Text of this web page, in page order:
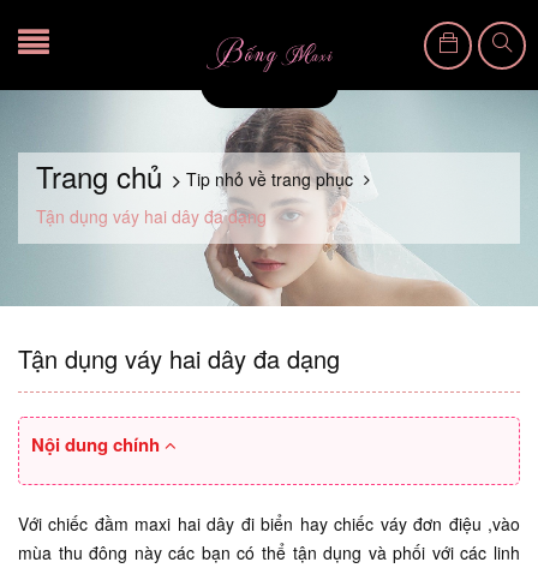
Trang chủ
Tip nhỏ về trang phục
Tận dụng váy hai dây đa dạng
Tận dụng váy hai dây đa dạng
Nội dung chính
Với chiếc đầm maxi hai dây đi biển hay chiếc váy đơn điệu ,vào
mùa thu đông này các bạn có thể tận dụng và phối với các linh